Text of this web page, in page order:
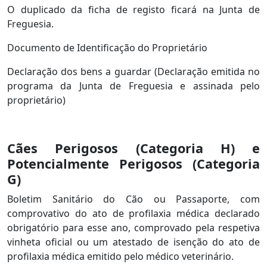
O duplicado da ficha de registo ficará na Junta de
Freguesia.
Documento de Identificação do Proprietário
Declaração dos bens a guardar (Declaração emitida no
programa da Junta de Freguesia e assinada pelo
proprietário)
Cães Perigosos (Categoria H) e
Potencialmente Perigosos (Categoria
G)
Boletim Sanitário do Cão ou Passaporte, com
comprovativo do ato de profilaxia médica declarado
obrigatório para esse ano, comprovado pela respetiva
vinheta oficial ou um atestado de isenção do ato de
profilaxia médica emitido pelo médico veterinário.